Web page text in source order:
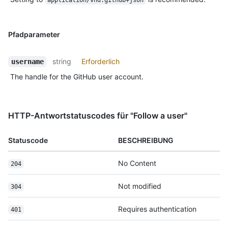
Pfadparameter
username string
Erforderlich
The handle for the GitHub user account.
HTTP-Antwortstatuscodes für "Follow a user"
Statuscode BESCHREIBUNG
204 No Content
304 Not modified
401 Requires authentication